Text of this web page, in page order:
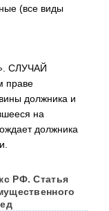
(все виды
СЛУЧАЙ
праве
должника и
на
должника
РФ. Статья